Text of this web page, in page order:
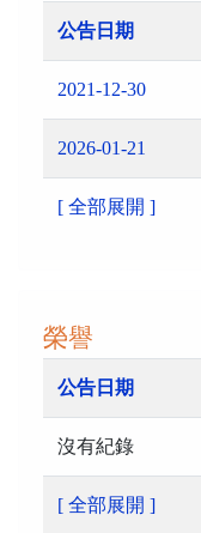
公告日期
2021-12-30
2026-01-21
[ 全部展開 ]
榮譽
公告日期
沒有紀錄
[ 全部展開 ]